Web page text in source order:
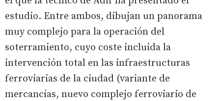
estudio. Entre ambos, dibujan un panorama
muy complejo para la operación del
soterramiento, cuyo coste incluida la
intervención total en las infraestructuras
ferroviarias de la ciudad (variante de
mercancías, nuevo complejo ferroviario de